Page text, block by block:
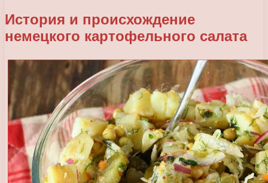
История и происхождение
немецкого картофельного салата